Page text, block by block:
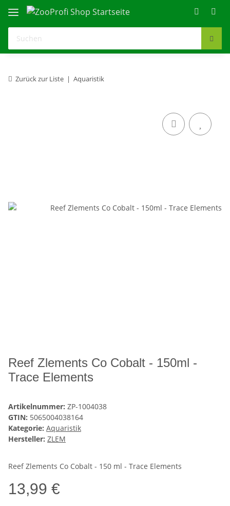
Zurück zur Liste Aquaristik
Reef Zlements Co Cobalt - 150ml -
Trace Elements
Artikelnummer: ZP-1004038
GTIN: 5065004038164
Kategorie: Aquaristik
Hersteller: ZLEM
Reef Zlements Co Cobalt - 150 ml - Trace Elements
13,99 €